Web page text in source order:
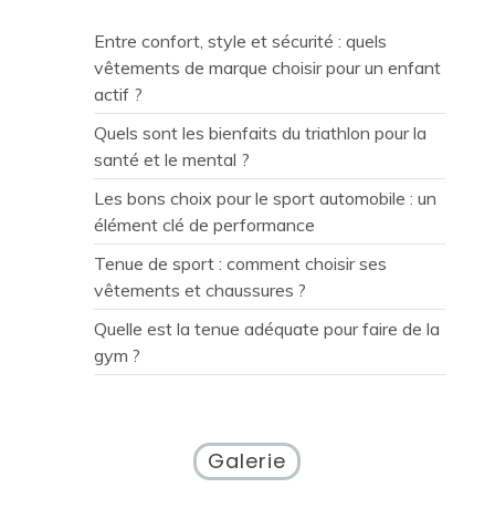
Entre confort, style et sécurité : quels
vêtements de marque choisir pour un enfant
actif ?
Quels sont les bienfaits du triathlon pour la
santé et le mental ?
Les bons choix pour le sport automobile : un
élément clé de performance
Tenue de sport : comment choisir ses
vêtements et chaussures ?
Quelle est la tenue adéquate pour faire de la
gym ?
Galerie